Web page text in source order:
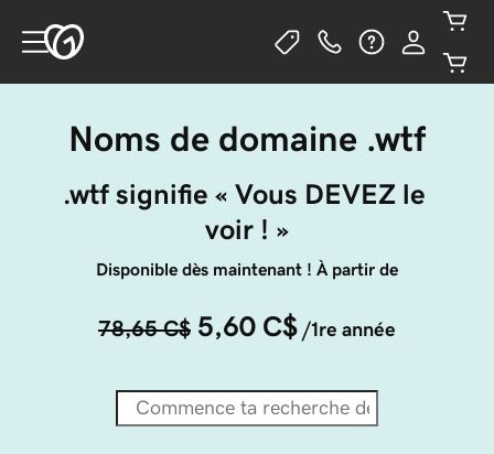
Noms de domaine .wtf
.wtf signifie « Vous DEVEZ le
voir ! »
Disponible dès maintenant ! À partir de
78,65 C$ 5,60 C$ /1re année